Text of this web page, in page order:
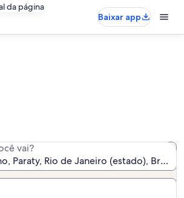
da página
Baixar app
vai?
Paraty, Rio de Janeiro (estado), Brasil